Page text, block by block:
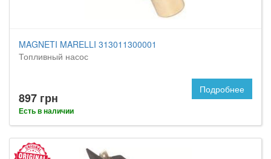
MAGNETI MARELLI 313011300001
Топливный насос
897 грн
Есть в наличии
Подробнее